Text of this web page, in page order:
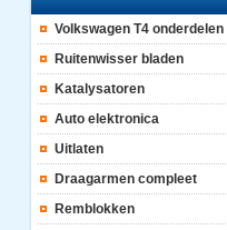
Volkswagen T4 onderdelen
Ruitenwisser bladen
Katalysatoren
Auto elektronica
Uitlaten
Draagarmen compleet
Remblokken